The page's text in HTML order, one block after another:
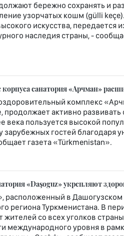
бережно сохранять и
узорчатых кошм (gülli
искусства, передается
наследия страны, -
санатория «Арчман»
комплекс
продолжает активно
века пользуется высокой
зарубежных гостей благодаря
газета «Türkmenistan».
«Daşoguz» укрепляют
расположенный в Дашогузском
региона Туркменистана. В
со всех уголков
международного уровня в